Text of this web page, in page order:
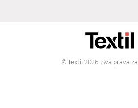
© Textil 2026. Sva prava